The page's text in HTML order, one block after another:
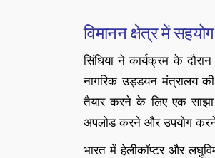
विमानन क्षेत्र में
सिंधिया ने कार्यक्रम के
नागरिक उड्डयन मंत्रालय
तैयार करने के लिए एक साझा
अपलोड करने और उपयोग
भारत में हेलीकॉप्टर और